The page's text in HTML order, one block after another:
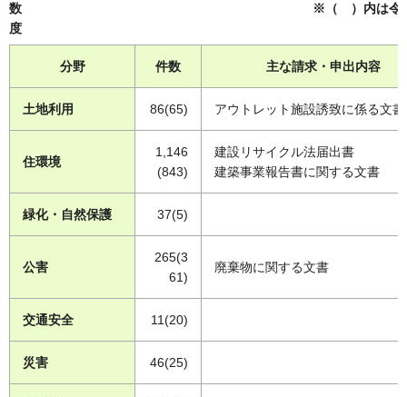
数 ※（ ）内は令和元
度
分野 件数 主な請求・申出内容
土地利用 86(65) アウトレット施設誘致に係る文書
住環境
1,146
(843)
建設リサイクル法届出書
建築事業報告書に関する文書
緑化・自然保護 37(5)
公害
265(3
61)
廃棄物に関する文書
交通安全 11(20)
災害 46(25)